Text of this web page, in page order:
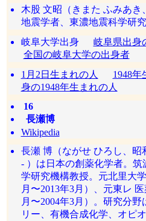
木股 文昭（きまた ふみあき
地震学者、東濃地震科学研
岐阜大学出身 岐阜県出身
全国の岐阜大学の出身者
1月2日生まれの人
1948年
身の1948年生まれの人
16
長瀬博
Wikipedia
長瀬 博（ながせ ひろし、昭
- ）は日本の創薬化学者。
学研究機構教授。元北里大
月〜2013年3月）、元東レ
月〜2004年3月）。研究分
リー、有機合成化学、オピ